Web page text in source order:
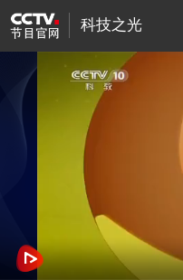
科技之光